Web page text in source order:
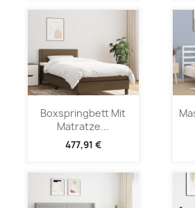
Boxspringbett Mit
Matratze...
477,91 €